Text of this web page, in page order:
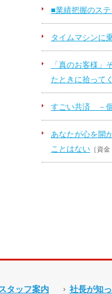
■業績把握のステ
タイムマシンに
「真のお客様」
たときに拾って
すごい共済 －
あなたが心を開
ことはない ［資
タッフ案内 社長が知